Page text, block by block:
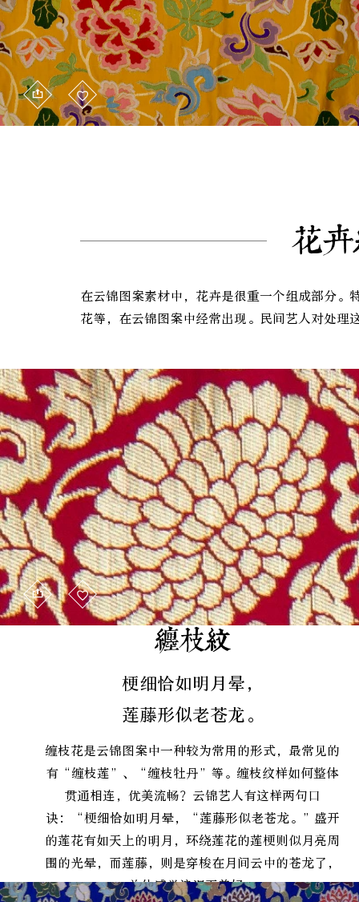
花
在云锦图案素材中，花卉是很重一个组成部分。
花等，在云锦图案中经常出现。民间艺人对处理
缠枝纹
梗细恰如明月晕，
莲藤形似老苍龙。
缠枝花是云锦图案中一种较为常用的形式，最常见的
有“缠枝莲”、“缠枝牡丹”等。缠枝纹样如何整体
贯通相连，优美流畅？云锦艺人有这样两句口
诀：“梗细恰如明月晕，“莲藤形似老苍龙。”盛开
的莲花有如天上的明月，环绕莲花的莲梗则似月亮周
围的光晕，而莲藤，则是穿梭在月间云中的苍龙了，
总体感觉浪漫而美好。